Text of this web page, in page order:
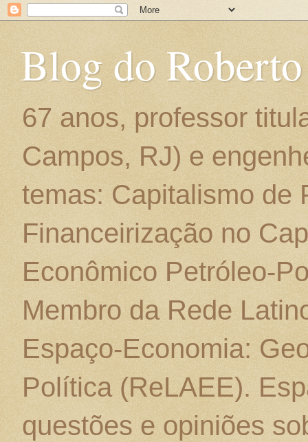
Blog do
67 anos, professor
Campos, RJ) e
temas: Capitalismo de
Financeirização no
Econômico Petróleo-
Membro da Rede
Espaço-Economia:
Política (ReLAEE).
questões e opiniões